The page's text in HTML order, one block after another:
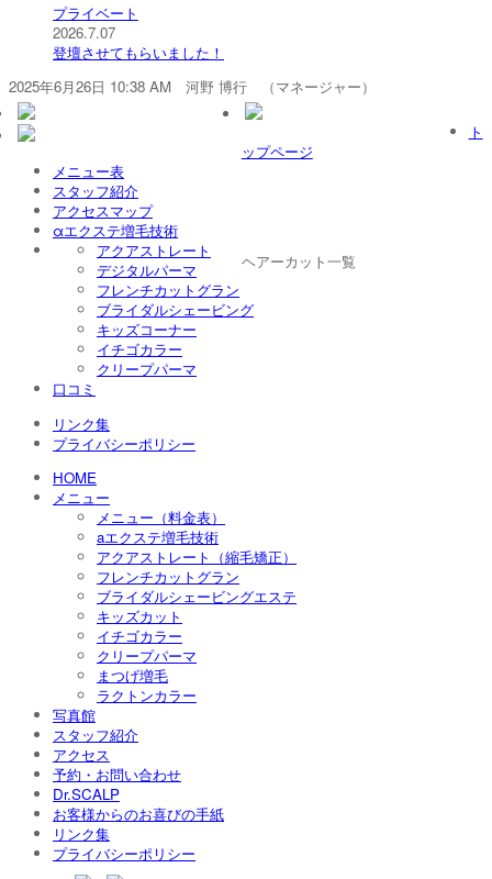
プライベート
2026.7.07
登壇させてもらいました！
2025年6月26日 10:38 AM 河野 博行 （マネージャー）
ト
ップページ
メニュー表
スタッフ紹介
アクセスマップ
αエクステ増毛技術
ヘアーカット一覧
アクアストレート
デジタルパーマ
フレンチカットグラン
ブライダルシェービング
キッズコーナー
イチゴカラー
クリープパーマ
口コミ
リンク集
プライバシーポリシー
HOME
メニュー
メニュー（料金表）
aエクステ増毛技術
アクアストレート（縮毛矯正）
フレンチカットグラン
ブライダルシェービングエステ
キッズカット
イチゴカラー
クリープパーマ
まつげ増毛
ラクトンカラー
写真館
スタッフ紹介
アクセス
予約・お問い合わせ
Dr.SCALP
お客様からのお喜びの手紙
リンク集
プライバシーポリシー